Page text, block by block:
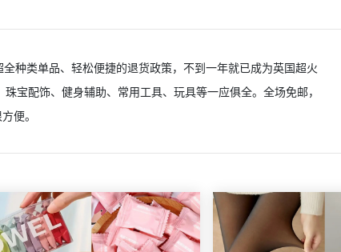
种类单品、轻松便捷的退货政策，不到一年就已成为英国超火
宝配饰、健身辅助、常用工具、玩具等一应俱全。全场免邮，
便。